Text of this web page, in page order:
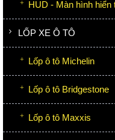
HUD - Màn hình hiển
LỐP XE Ô TÔ
Lốp ô tô Michelin
Lốp ô tô Bridgestone
Lốp ô tô Maxxis